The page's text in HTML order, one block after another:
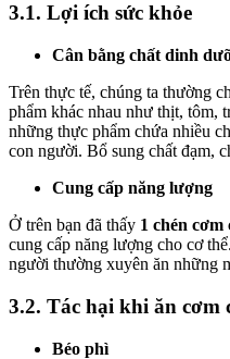
3.1. Lợi ích sức khỏe
Cân bằng chất dinh
Trên thực tế, chúng ta thường
phẩm khác nhau như thịt, tôm,
những thực phẩm chứa nhiều
con người. Bổ sung chất đạm,
Cung cấp năng lượng
Ở trên bạn đã thấy 1 chén cơm
cung cấp năng lượng cho cơ
người thường xuyên ăn những
3.2. Tác hại khi ăn cơm
Béo phì